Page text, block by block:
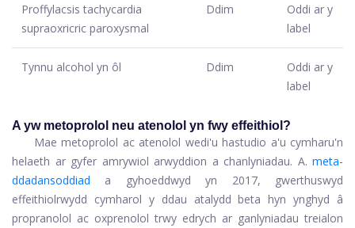
Proffylacsis tachycardia
supraoxricric paroxysmal
Ddim
Oddi ar y
label
Tynnu alcohol yn ôl Ddim
Oddi ar y
label
A yw metoprolol neu atenolol yn fwy effeithiol?
Mae metoprolol ac atenolol wedi'u hastudio a'u cymharu'n
helaeth ar gyfer amrywiol arwyddion a chanlyniadau. A. meta-
ddadansoddiad a gyhoeddwyd yn 2017, gwerthuswyd
effeithiolrwydd cymharol y ddau atalydd beta hyn ynghyd â
propranolol ac oxprenolol trwy edrych ar ganlyniadau treialon